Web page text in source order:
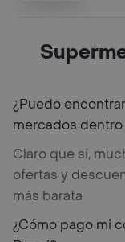
¿Puedo
mercados
Claro que sí,
ofertas y
más barata
¿Cómo pago mi